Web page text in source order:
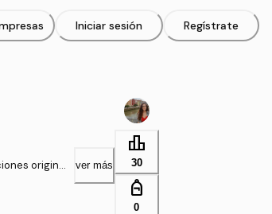
original
ver más
leaderboard
30
personal_bag
0
Iniciar sesión Regístrate